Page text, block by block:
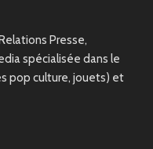
Presse,
spécialisée dans le
pop culture, jouets) et